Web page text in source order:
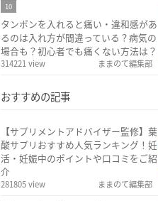
10
タンポンを入れると痛い・違和感があ
るのは入れ方が間違っている？病気の
場合も？初心者でも痛くない方法は？
314221 view ままのて編集部
おすすめの記事
【サプリメントアドバイザー監修】葉
酸サプリおすすめ人気ランキング！妊
活・妊娠中のポイントや口コミをご紹
介
281805 view ままのて編集部